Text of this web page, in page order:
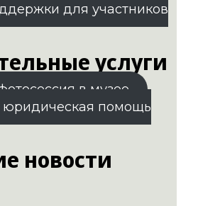
для участников
услуги
в музее
юридическая помощь
новости